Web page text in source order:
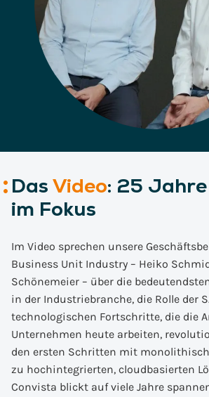
DasVideo: 25
im Fokus
Im Video sprechen unsere
Business Unit Industry – Heiko
Schönemeier – über die
in der Industriebranche, die Rolle der
technologischen Fortschritte, die die
Unternehmen heute arbeiten,
den ersten Schritten mit
zu hochintegrierten, cloudbasierten
Convista blickt auf viele Jahre